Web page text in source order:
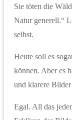
Sie töten die
Natur generell.“
selbst.
Heute soll es
können. Aber es
und klarere
Egal. All das